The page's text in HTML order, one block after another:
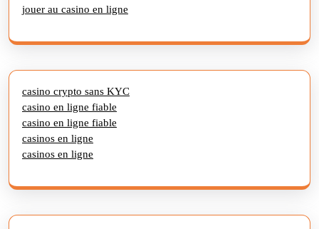
jouer au casino en ligne
casino crypto sans KYC
casino en ligne fiable
casino en ligne fiable
casinos en ligne
casinos en ligne